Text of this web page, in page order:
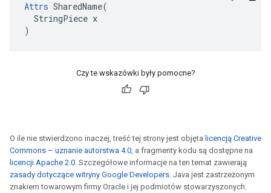
Attrs SharedName(
  StringPiece x
)
Czy te wskazówki były pomocne?
O ile nie stwierdzono inaczej, treść tej strony jest objęta licencją Creative
Commons – uznanie autorstwa 4.0, a fragmenty kodu są dostępne na
licencji Apache 2.0. Szczegółowe informacje na ten temat zawierają
zasady dotyczące witryny Google Developers. Java jest zastrzeżonym
znakiem towarowym firmy Oracle i jej podmiotów stowarzyszonych.